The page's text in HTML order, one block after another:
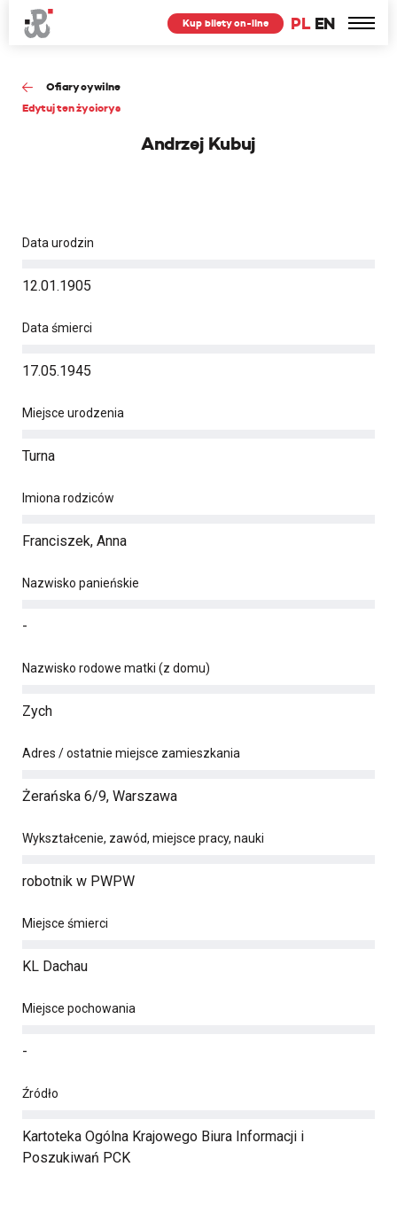
PL EN
Kup bilety on-line
Ofiary cywilne
Edytuj ten życiorys
Andrzej Kubuj
Data urodzin
12.01.1905
Data śmierci
17.05.1945
Miejsce urodzenia
Turna
Imiona rodziców
Franciszek, Anna
Nazwisko panieńskie
-
Nazwisko rodowe matki (z domu)
Zych
Adres / ostatnie miejsce zamieszkania
Żerańska 6/9, Warszawa
Wykształcenie, zawód, miejsce pracy, nauki
robotnik w PWPW
Miejsce śmierci
KL Dachau
Miejsce pochowania
-
Źródło
Kartoteka Ogólna Krajowego Biura Informacji i
Poszukiwań PCK